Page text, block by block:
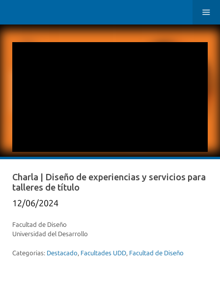
Charla | Diseño de experiencias y servicios para
talleres de título
12/06/2024
Facultad de Diseño
Universidad del Desarrollo
Categorias: Destacado, Facultades UDD, Facultad de Diseño